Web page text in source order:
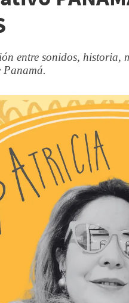
entre sonidos, historia,
Panamá.